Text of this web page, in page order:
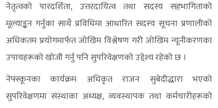
नेतृत्वको पारदर्शिता, उत्तरदायित्व तथा सदस्य सहभागिताको
मूल्याङ्कन गर्नुका साथै प्रविधिमा आधारित सदस्य सूचना प्रणालीको
अधिकतम प्रयोगमार्फत जोखिम विश्लेषण गरी जोखिम न्यूनीकरणका
उपायहरूको खोजी गर्नु पनि सुपरिवेक्षणको उद्देश्य रहेको छ ।
नेफ्स्कूनका कार्यक्रम अधिकृत राजन सुबेदीद्धारा भएको
सुपरिवेक्षणमा संस्थाका अध्यक्ष, व्यवस्थापक तथा कर्मचारीहरूको